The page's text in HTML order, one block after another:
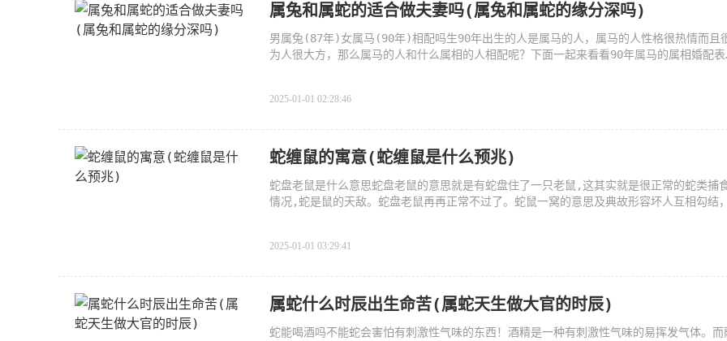
属兔和属蛇的适合做夫妻吗(属兔和属蛇的缘分深吗)
男属兔(87年)女属马(90年)相配吗生90年出生的人是属马的人，属马的人性格很热情而且
为人很大方，那么属马的人和什么属相的人相配呢？下面一起来看看90年属马的属相婚配表
2025-01-01 02:28:46
蛇缠鼠的寓意(蛇缠鼠是什么预兆)
蛇盘老鼠是什么意思蛇盘老鼠的意思就是有蛇盘住了一只老鼠,这其实就是很正常的蛇类捕
情况,蛇是鼠的天敌。蛇盘老鼠再再正常不过了。蛇鼠一窝的意思及典故形容坏人互相勾结，
2025-01-01 03:29:41
属蛇什么时辰出生命苦(属蛇天生做大官的时辰)
蛇能喝酒吗不能蛇会害怕有刺激性气味的东西！酒精是一种有刺激性气味的易挥发气体。而